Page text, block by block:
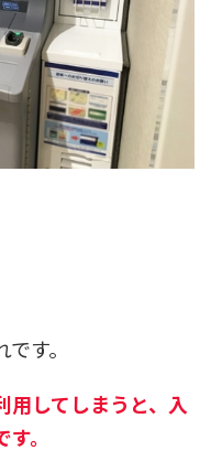
す。
用してしまうと、入
。